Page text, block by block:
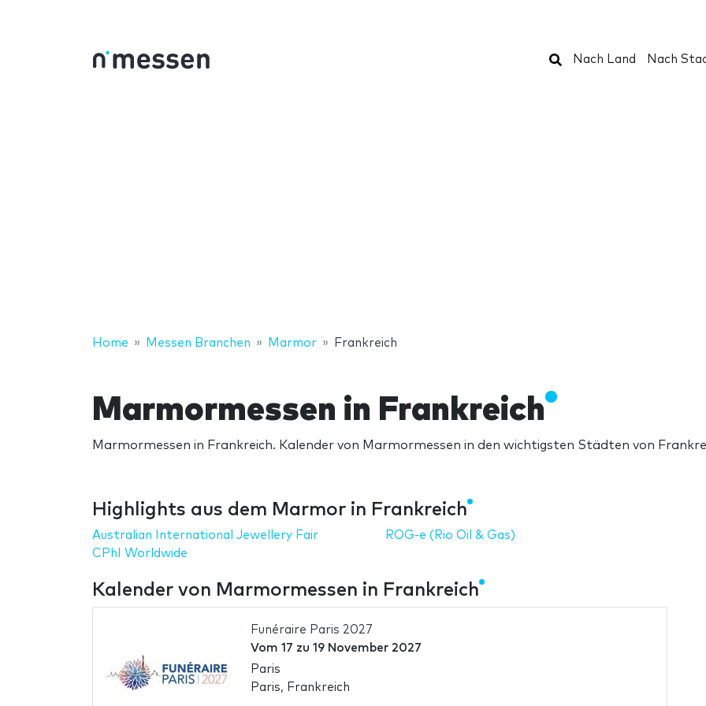
Suchen
Nach Land Nach
Home Messen Branchen Marmor Frankreich
Marmormessen in Frankreich
Marmormessen in Frankreich. Kalender von Marmormessen in den wichtigsten Städten von
Highlights aus dem Marmor in Frankreich
Australian International Jewellery Fair
CPhI Worldwide
ROG-e (Rio Oil & Gas)
Kalender von Marmormessen in Frankreich
Funéraire Paris 2027
Vom 17 zu 19 November 2027
Paris
Paris, Frankreich